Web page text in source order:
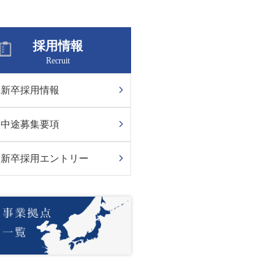
採用情報
Recruit
新卒採用情報
中途募集要項
新卒採用エントリー